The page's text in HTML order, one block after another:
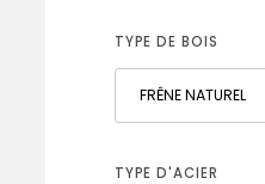
TYPE DE BOIS
FRÊNE NATUREL
TYPE D'ACIER